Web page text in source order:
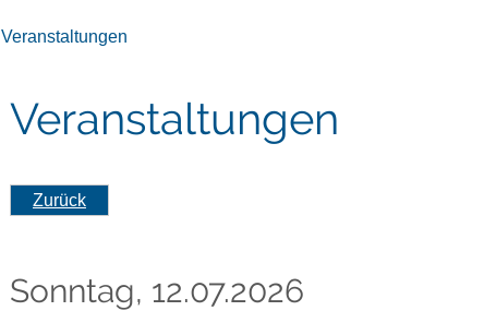
Veranstaltungen
Veranstaltungen
Zurück
Sonntag, 12.07.2026